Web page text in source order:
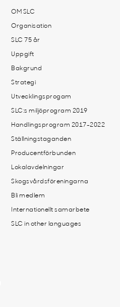
OM SLC
Organisation
SLC 75 år
Uppgift
Bakgrund
Strategi
Utvecklingsprogam
SLC:s miljöprogram 2019
Handlingsprogram 2017-2022
Ställningstaganden
Producentförbunden
Lokalavdelningar
Skogsvårdsföreningarna
Bli medlem
Internationellt samarbete
SLC in other languages